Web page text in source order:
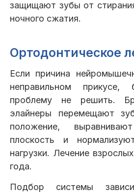
защищают зубы от
ночного сжатия.
Ортодонтическое
Если причина
неправильном прикусе,
проблему не решить.
элайнеры перемещают
положение,
плоскость и
нагрузки. Лечение
года.
Подбор системы